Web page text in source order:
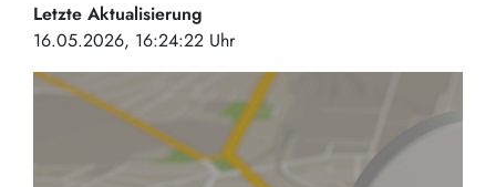
Letzte Aktualisierung
16.05.2026, 16:24:22 Uhr